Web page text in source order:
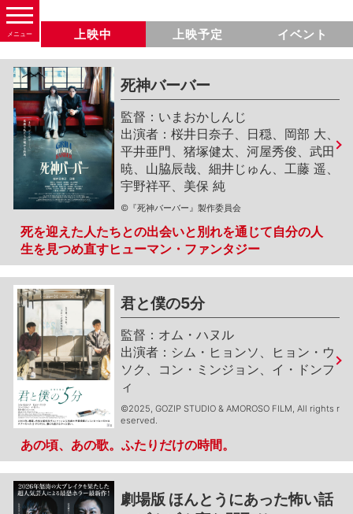
メニュー 上映中 上映予定 イベント
死神バーバー
いまおかしんじ
桜井日奈子、日穏、岡部 大、
平井亜門、猪塚健太、河屋秀俊、武田
暁、山脇辰哉、細井じゅん、工藤 遥、
宇野祥平、美保 純
©『死神バーバー』製作委員会
死を迎えた人たちとの出会いと別れを通じて自分の人
生を見つめ直すヒューマン・ファンタジー
君と僕の5分
オム・ハヌル
シム・ヒョンソ、ヒョン・ウ
ソク、コン・ミンジョン、イ・ドンフ
ィ
©2025, GOZIP STUDIO & AMOROSO FILM, All rights r
eserved.
あの頃、あの歌。ふたりだけの時間。
劇場版 ほんとうにあった怖い話